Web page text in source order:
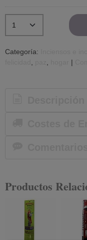
Categoría:
|
Productos